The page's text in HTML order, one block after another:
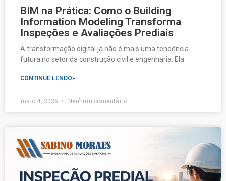
BIM na Prática: Como o Building
Information Modeling Transforma
Inspeções e Avaliações Prediais
A transformação digital já não é mais uma tendência
futura no setor da construção civil e engenharia. Ela
CONTINUE LENDO»
maio 4, 2026 Nenhum comentário